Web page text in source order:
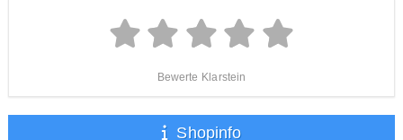
Bewerte Klarstein
Shopinfo